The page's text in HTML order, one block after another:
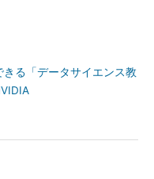
る「データサイエンス教